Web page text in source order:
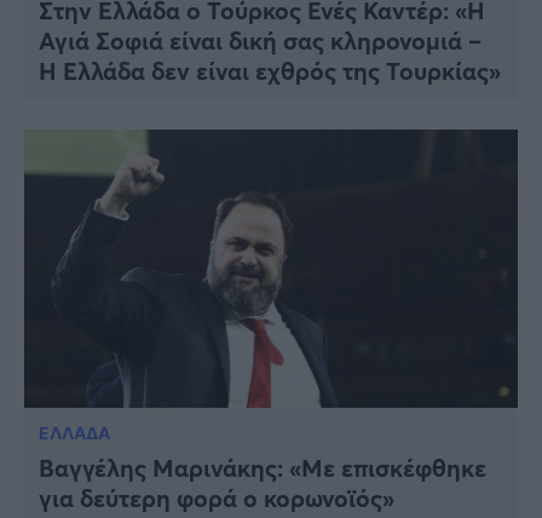
Στην Ελλάδα ο Τούρκος Ενές Καντέρ: «Η
Αγιά Σοφιά είναι δική σας κληρονομιά –
Η Ελλάδα δεν είναι εχθρός της Τουρκίας»
ΕΛΛΑΔΑ
Βαγγέλης Μαρινάκης: «Με επισκέφθηκε
για δεύτερη φορά ο κορωνοϊός»